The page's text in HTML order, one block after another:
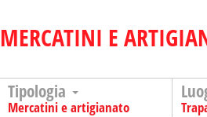
MERCATINI E
Tipologia
Mercatini e artigianato